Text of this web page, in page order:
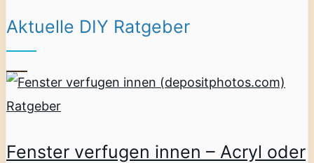
Aktuelle DIY Ratgeber
Ratgeber
Fenster verfugen innen – Acryl oder